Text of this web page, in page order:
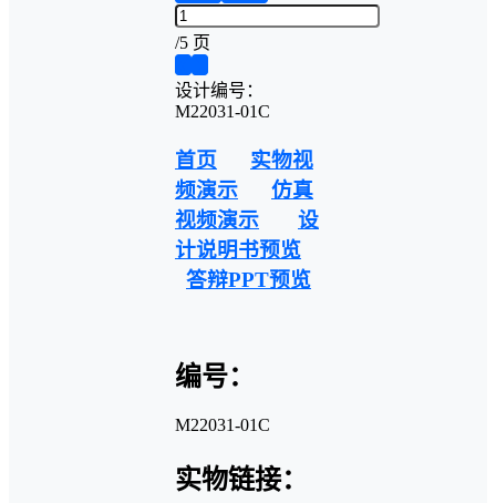
/5 页
设计编号：
M22031-01C
首页
实物视
频演示
仿真
视频演示
设
计说明书预览
答辩PPT预览
编号：
M22031-01C
实物链接：